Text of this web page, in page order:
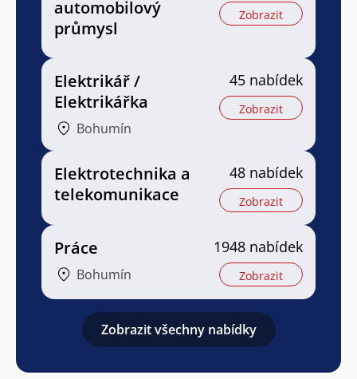
automobilový
průmysl
Zobrazit
Elektrikář /
Elektrikářka
Bohumín
45 nabídek
Zobrazit
Elektrotechnika a
telekomunikace
48 nabídek
Zobrazit
Práce
Bohumín
1948 nabídek
Zobrazit
Zobrazit všechny nabídky